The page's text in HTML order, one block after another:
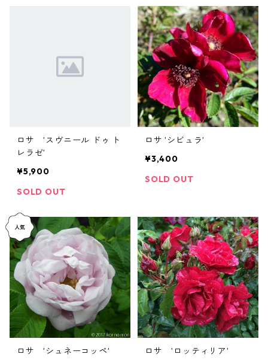
ロサ ’スヴニール ドゥ ト
レラゼ’
¥5,900
SOLD OUT
ロサ ’シビュラ’
¥3,400
SOLD OUT
ロサ ’シュネーコッペ’ ロサ ’ロッティリア’